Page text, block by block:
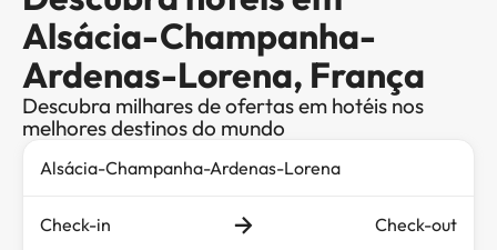
Alsácia-Champanha-
Ardenas-Lorena, França
Descubra milhares de ofertas em hotéis nos
melhores destinos do mundo
Check-in Check-out